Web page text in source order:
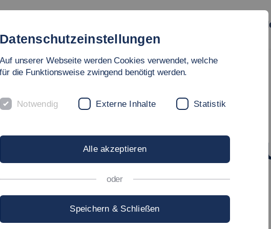
DR.-ING.MARTIN
Martin.Neuburger[at]hs-esslingen.de
Datenschutzeinstellungen
Auf unserer Webseite werden Cookies verwendet, welche
für die Funktionsweise zwingend benötigt werden.
Notwendig Externe Inhalte Statistik
Alle akzeptieren
oder
Speichern & Schließen